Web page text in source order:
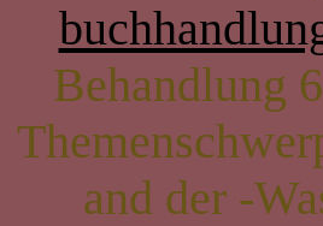
Behandlung
and der -